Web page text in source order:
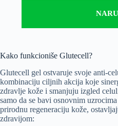
Kako funkcioniše Glutecell?
Glutecell gel ostvaruje svoje anti-
kombinaciju ciljnih akcija koje
zdravlje kože i smanjuju izgled
samo da se bavi osnovnim
prirodnu regeneraciju kože,
zdravijom: